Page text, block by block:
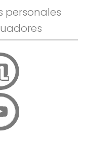
personales